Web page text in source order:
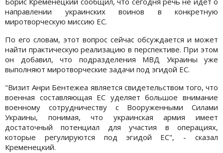
направлении украинских воинов в конкретную
миротворческую миссию ЕС.
По его словам, этот вопрос сейчас обсуждается и может
найти практическую реализацию в перспективе. При этом
он добавил, что подразделения МВД Украины уже
выполняют миротворческие задачи под эгидой ЕС.
"Визит Анри Бентежеа является свидетельством того, что
военная составляющая ЕС уделяет большое внимание
военному сотрудничеству с Вооруженными Силами
Украины, понимая, что украинская армия имеет
достаточный потенциал для участия в операциях,
которые регулируются под эгидой ЕС", - сказал
Кременецкий.